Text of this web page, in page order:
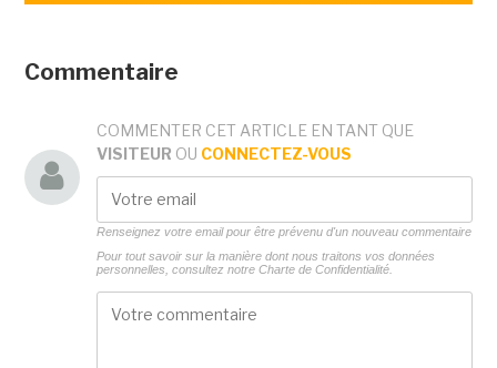
Commentaire
COMMENTER CET ARTICLE EN TANT QUE
VISITEUR OU CONNECTEZ-VOUS
Renseignez votre email pour être prévenu d'un nouveau commentaire
Pour tout savoir sur la manière dont nous traitons vos données
personnelles, consultez notre Charte de Confidentialité.